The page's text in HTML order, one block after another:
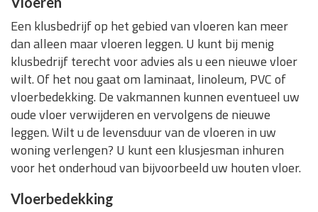
Een klusbedrijf op het gebied van vloeren kan meer
dan alleen maar vloeren leggen. U kunt bij menig
klusbedrijf terecht voor advies als u een nieuwe vloer
wilt. Of het nou gaat om laminaat, linoleum, PVC of
vloerbedekking. De vakmannen kunnen eventueel uw
oude vloer verwijderen en vervolgens de nieuwe
leggen. Wilt u de levensduur van de vloeren in uw
woning verlengen? U kunt een klusjesman inhuren
voor het onderhoud van bijvoorbeeld uw houten vloer.
Vloerbedekking